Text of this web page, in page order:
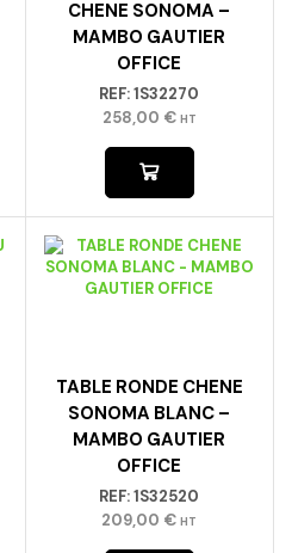
CHENE SONOMA –
MAMBO GAUTIER
OFFICE
REF:1S32270
258,00 € HT
TABLE RONDE CHENE
SONOMA BLANC –
MAMBO GAUTIER
OFFICE
REF:1S32520
209,00 € HT